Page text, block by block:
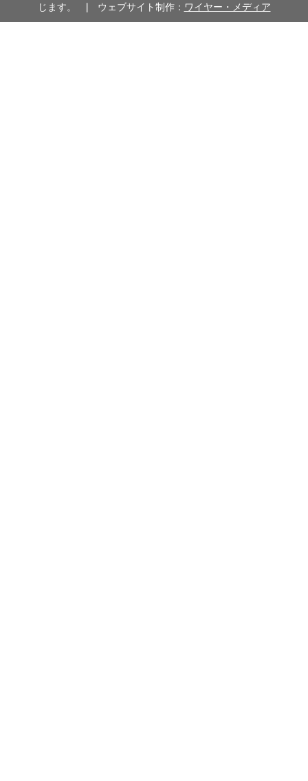
じます。 | ウェブサイト制作： ワイヤー・メディア